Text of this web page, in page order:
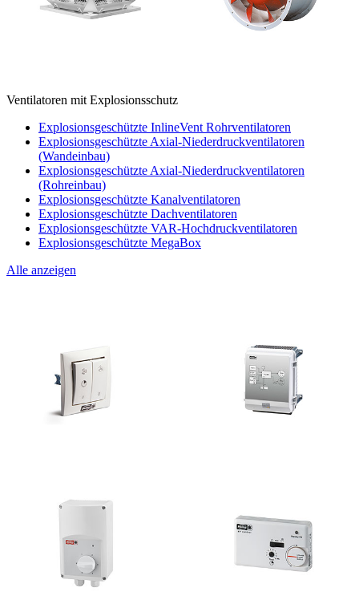
Ventilatoren mit Explosionsschutz
Explosionsgeschützte InlineVent Rohrventilatoren
Explosionsgeschützte Axial-Niederdruckventilatoren
(Wandeinbau)
Explosionsgeschützte Axial-Niederdruckventilatoren
(Rohreinbau)
Explosionsgeschützte Kanalventilatoren
Explosionsgeschützte Dachventilatoren
Explosionsgeschützte VAR-Hochdruckventilatoren
Explosionsgeschützte MegaBox
Alle anzeigen